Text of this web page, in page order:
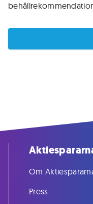
Om
Press